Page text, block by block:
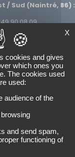
/ Sud (Naintré, 86) :
90 08 09
lmo@lmofrance.com
X
cookies and gives
which ones you
The cookies used
used:
audience of the
and send spam,
functioning of